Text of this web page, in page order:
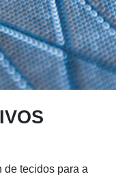
de tecidos para a